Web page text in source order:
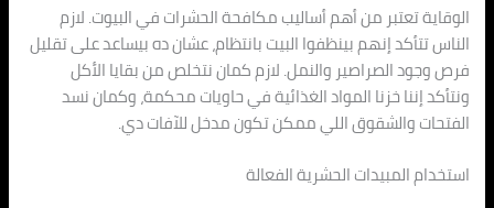
الوقاية تعتبر من أهم أساليب مكافحة الحشرات في البيوت. لازم
الناس تتأكد إنهم بينظفوا البيت بانتظام، عشان ده بيساعد على تقليل
فرص وجود الصراصير والنمل. لازم كمان نتخلص من بقايا الأكل
ونتأكد إننا خزنا المواد الغذائية في حاويات محكمة، وكمان نسد
الفتحات والشقوق اللي ممكن تكون مدخل للآفات دي.
استخدام المبيدات الحشرية الفعالة